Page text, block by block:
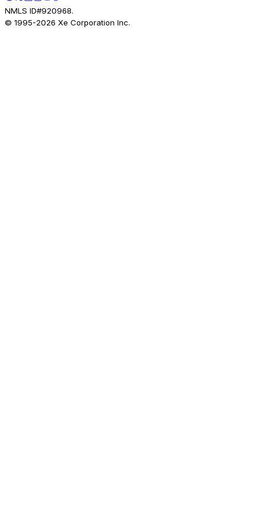
NMLS ID#920968.
© 1995-2026 Xe Corporation Inc.